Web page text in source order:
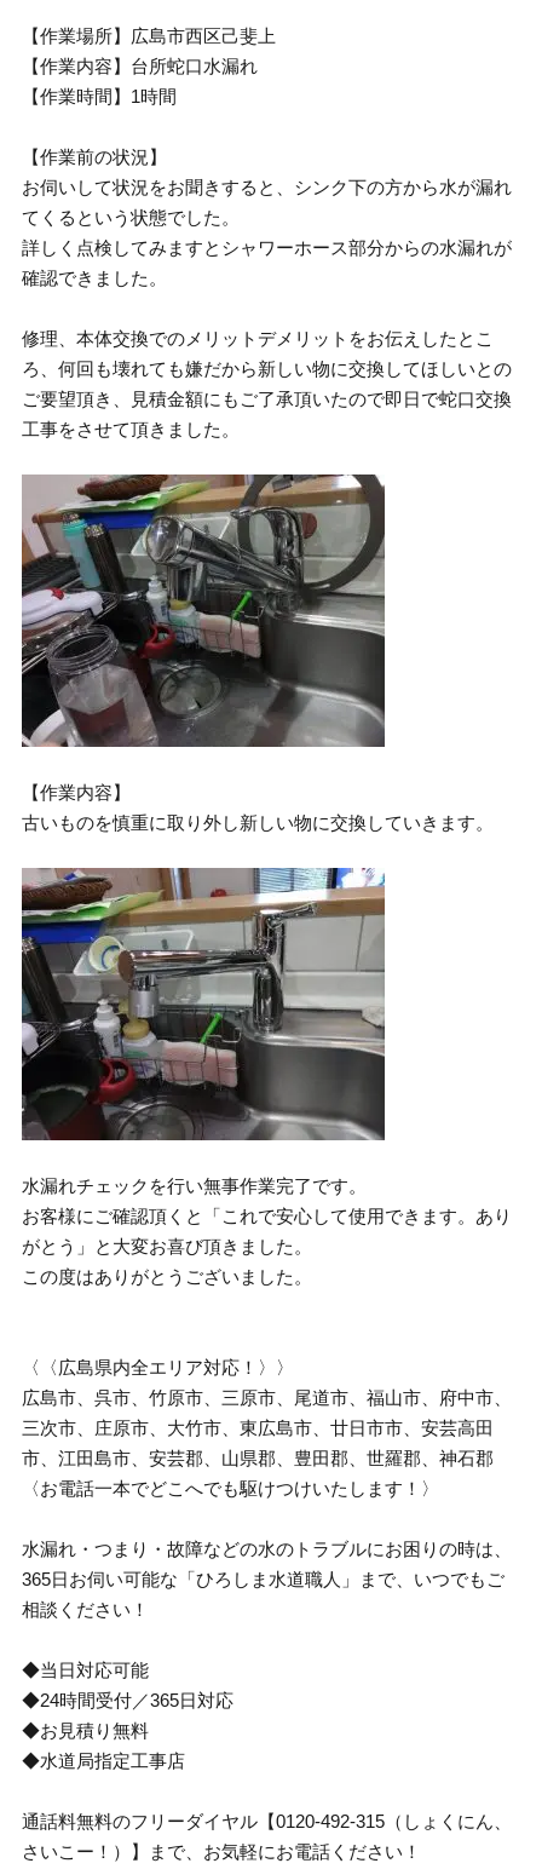
【作業場所】広島市西区己斐上
【作業内容】台所蛇口水漏れ
【作業時間】1時間
【作業前の状況】
お伺いして状況をお聞きすると、シンク下の方から水が漏れ
てくるという状態でした。
詳しく点検してみますとシャワーホース部分からの水漏れが
確認できました。
修理、本体交換でのメリットデメリットをお伝えしたとこ
ろ、何回も壊れても嫌だから新しい物に交換してほしいとの
ご要望頂き、見積金額にもご了承頂いたので即日で蛇口交換
工事をさせて頂きました。
【作業内容】
古いものを慎重に取り外し新しい物に交換していきます。
水漏れチェックを行い無事作業完了です。
お客様にご確認頂くと「これで安心して使用できます。あり
がとう」と大変お喜び頂きました。
この度はありがとうございました。
〈〈広島県内全エリア対応！〉〉
広島市、呉市、竹原市、三原市、尾道市、福山市、府中市、
三次市、庄原市、大竹市、東広島市、廿日市市、安芸高田
市、江田島市、安芸郡、山県郡、豊田郡、世羅郡、神石郡
〈お電話一本でどこへでも駆けつけいたします！〉
水漏れ・つまり・故障などの水のトラブルにお困りの時は、
365日お伺い可能な「ひろしま水道職人」まで、いつでもご
相談ください！
◆当日対応可能
◆24時間受付／365日対応
◆お見積り無料
◆水道局指定工事店
通話料無料のフリーダイヤル【0120-492-315（しょくにん、
さいこー！）】まで、お気軽にお電話ください！